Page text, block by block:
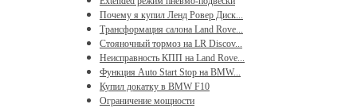
Почему я купил Ленд Ровер Диск...
Трансформация салона Land Rove...
Стояночный тормоз на LR Discov...
Неисправность КПП на Land Rove...
Функция Auto Start Stop на BMW...
Купил докатку в BMW F10
Ограничение мощности